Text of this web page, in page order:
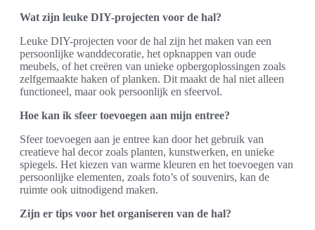
Wat zijn leuke DIY-projecten voor de hal?
Leuke DIY-projecten voor de hal zijn het maken van een
persoonlijke wanddecoratie, het opknappen van oude
meubels, of het creëren van unieke opbergoplossingen zoals
zelfgemaakte haken of planken. Dit maakt de hal niet alleen
functioneel, maar ook persoonlijk en sfeervol.
Hoe kan ik sfeer toevoegen aan mijn entree?
Sfeer toevoegen aan je entree kan door het gebruik van
creatieve hal decor zoals planten, kunstwerken, en unieke
spiegels. Het kiezen van warme kleuren en het toevoegen van
persoonlijke elementen, zoals foto’s of souvenirs, kan de
ruimte ook uitnodigend maken.
Zijn er tips voor het organiseren van de hal?